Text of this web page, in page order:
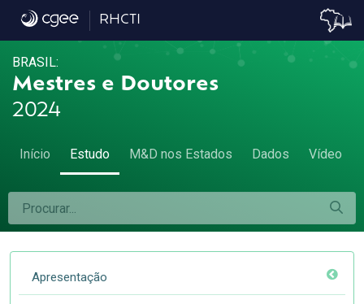
7.7 Remuneração por Região e UF - 7.7
RHCTI
BRASIL:
Mestres e Doutores
2024
Início Estudo M&D nos Estados Dados Vídeo
Apresentação